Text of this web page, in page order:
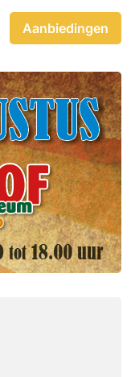
Aanbiedingen